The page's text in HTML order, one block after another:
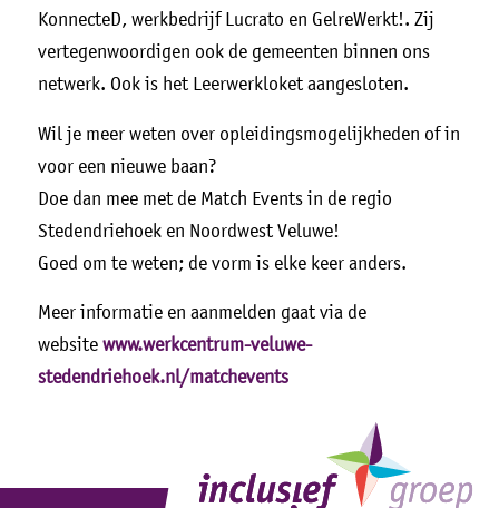
KonnecteD, werkbedrijf Lucrato en GelreWerkt!. Zij
vertegenwoordigen ook de gemeenten binnen ons
netwerk. Ook is het Leerwerkloket aangesloten.
Wil je meer weten over opleidingsmogelijkheden of in
voor een nieuwe baan?
Doe dan mee met de Match Events in de regio
Stedendriehoek en Noordwest Veluwe!
Goed om te weten; de vorm is elke keer anders.
Meer informatie en aanmelden gaat via de
website www.werkcentrum-veluwe-
stedendriehoek.nl/matchevents